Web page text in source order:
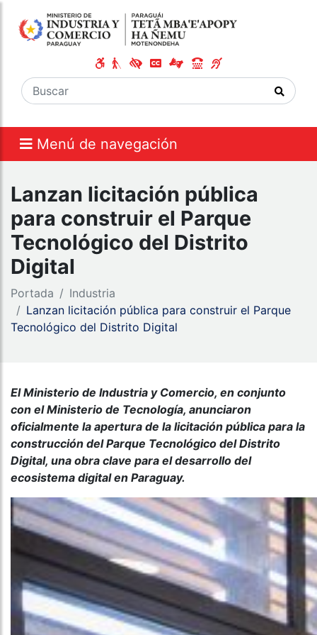
Menú de navegación
Lanzan licitación pública
para construir el Parque
Tecnológico del Distrito
Digital
Portada
Industria
Lanzan licitación pública para construir el Parque
Tecnológico del Distrito Digital
El Ministerio de Industria y Comercio, en conjunto
con el Ministerio de Tecnología, anunciaron
oficialmente la apertura de la licitación pública para la
construcción del Parque Tecnológico del Distrito
Digital, una obra clave para el desarrollo del
ecosistema digital en Paraguay.